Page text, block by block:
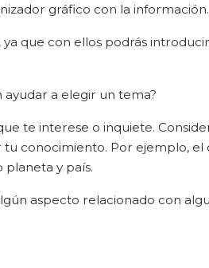
gráfico con la información.
que con ellos podrás
ayudar a elegir un tema?
te interese o inquiete.
conocimiento. Por ejemplo,
y país.
aspecto relacionado con